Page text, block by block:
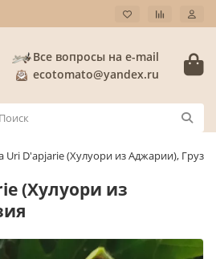
Все вопросы на e-mail
ecotomato@yandex.ru
Uri D'apjarie (Хулуори из Аджарии), Грузия
(Хулуори из